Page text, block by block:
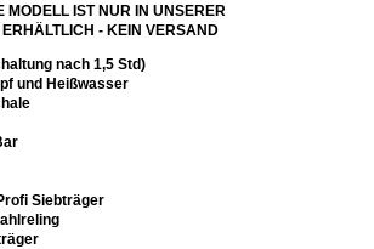
MODELL IST NUR IN UNSERER
- KEIN VERSAND
nach 1,5 Std)
und Heißwasser
Siebträger